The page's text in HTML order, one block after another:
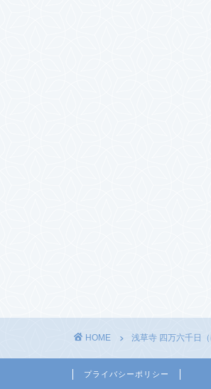
HOME 浅草寺 四万六千日
プライバシーポリシー